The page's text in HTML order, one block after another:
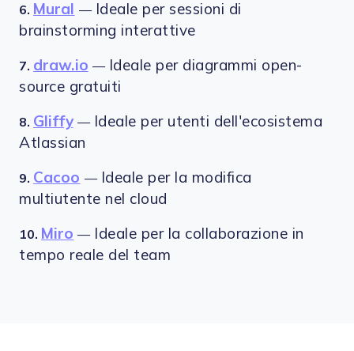
6. Mural — Ideale per sessioni di
brainstorming interattive
7. draw.io — Ideale per diagrammi open-
source gratuiti
8. Gliffy — Ideale per utenti dell'ecosistema
Atlassian
9. Cacoo — Ideale per la modifica
multiutente nel cloud
10. Miro —
Ideale per la collaborazione in
tempo reale del team